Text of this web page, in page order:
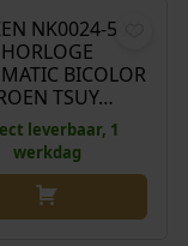
NK0024-54X
HORLOGE
BICOLOR
TSUY…
leverbaar, 1
werkdag